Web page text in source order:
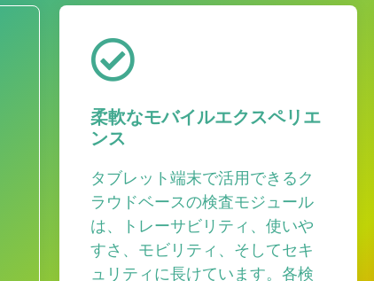
柔軟なモバイルエクスペリエ
ンス
タブレット端末で活用できるク
ラウドベースの検査モジュール
は、トレーサビリティ、使いや
すさ、モビリティ、そしてセキ
ュリティに長けています。各検